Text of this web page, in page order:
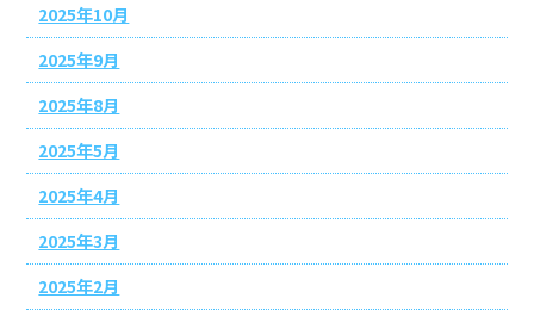
2025年10月
2025年9月
2025年8月
2025年5月
2025年4月
2025年3月
2025年2月